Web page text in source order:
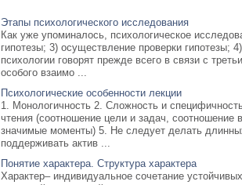
Этапы психологического исследования
Как уже упоминалось, психологическое
гипотезы; 3) осуществление проверки гипотезы;
психологии говорят прежде всего в связи с
особого взаимо ...
Психологические особенности лекции
1. Монологичность 2. Сложность и
чтения (соотношение цели и задач, соотношение
значимые моменты) 5. Не следует делать
поддерживать актив ...
Понятие характера. Структура характера
Характер– индивидуальное сочетание